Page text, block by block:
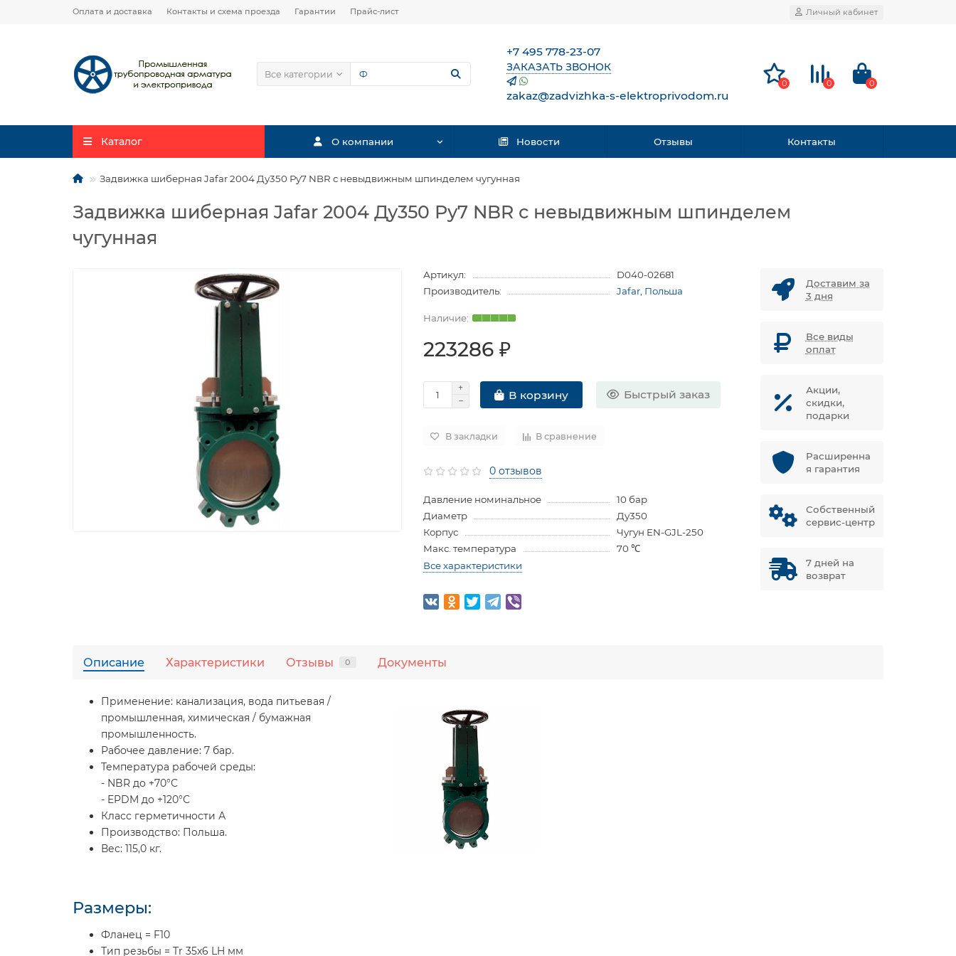
Оплата и доставка Контакты и схема проезда Гарантии Прайс-лист Личный кабинет
Все категории
+7 495 778-23-07
ЗАКАЗАТЬ ЗВОНОК
zakaz@zadvizhka-s-elektroprivodom.ru
0 0 0
Каталог О компании Новости Отзывы Контакты
Задвижка шиберная Jafar 2004 Ду350 Ру7 NBR с невыдвижным шпинделем чугунная
Задвижка шиберная Jafar 2004 Ду350 Ру7 NBR с невыдвижным шпинделем
чугунная
Артикул:
D040-02681
Производитель:
Jafar, Польша
223286 ₽
В корзину Быстрый заказ
В закладки В сравнение
0 отзывов
Давление номинальное
10 бар
Диаметр
Ду350
Корпус
Чугун EN-GJL-250
Макс. температура
70 ℃
Все характеристики
Доставим за
3 дня
Все виды
оплат
Акции,
скидки,
подарки
Расширенна
я гарантия
Собственный
сервис-центр
7 дней на
возврат
Описание Характеристики Отзывы 0 Документы
Применение: канализация, вода питьевая /
промышленная, химическая / бумажная
промышленность.
Рабочее давление: 7 бар.
Температура рабочей среды:
- NBR до +70°С
- EPDM до +120°С
Класс герметичности А
Производство: Польша.
Вес: 115,0 кг.
Размеры:
Фланец = F10
Тип резьбы = Tr 35x6 LH мм